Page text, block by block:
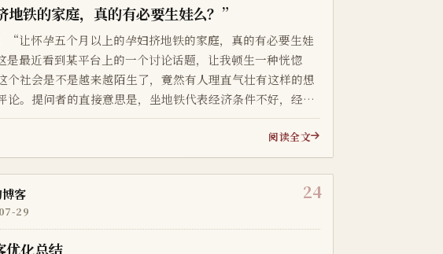
地铁的家庭，真的有必要生娃么？”
怀孕五个月以上的孕妇挤地铁的家庭，真的有必要生娃
近看到某平台上的一个讨论话题，让我顿生一种恍惚
个社会是不是越来越陌生了，竟然有人理直气壮有这样的想
论。提问者的直接意思是，坐地铁代表经济条件不好，经济
庭，是否有必要生娃。网络上有句话，“你为什么要生娃，
继承吗？”意思...
阅读全文
24
客
29
优化总结